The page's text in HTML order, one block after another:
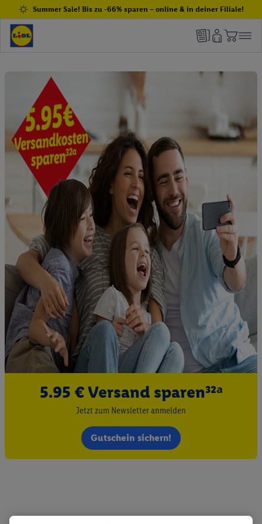
Summer Sale! Bis zu -66% sparen – online & in deiner Filiale!
5.95 € Versand sparen³²ᵃ
Jetzt zum Newsletter anmelden
Gutschein sichern!